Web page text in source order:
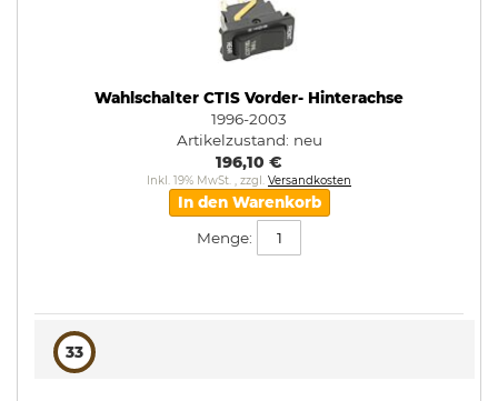
Wahlschalter CTIS Vorder- Hinterachse
1996-2003
Artikelzustand: neu
196,10 €
Inkl. 19% MwSt. , zzgl. Versandkosten
In den Warenkorb
Menge:
33